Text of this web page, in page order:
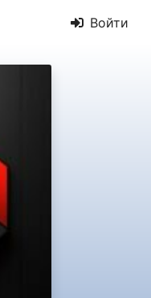
Войти